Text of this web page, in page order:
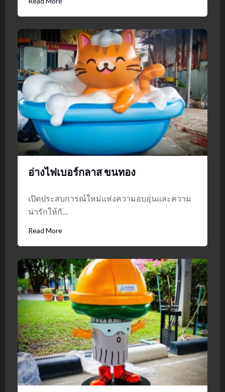
อ่างไฟเบอร์กลาส ขนทอง
เปิดประสบการณ์ใหม่แห่งความอบอุ่นและความ
น่ารักให้กั…
Read More